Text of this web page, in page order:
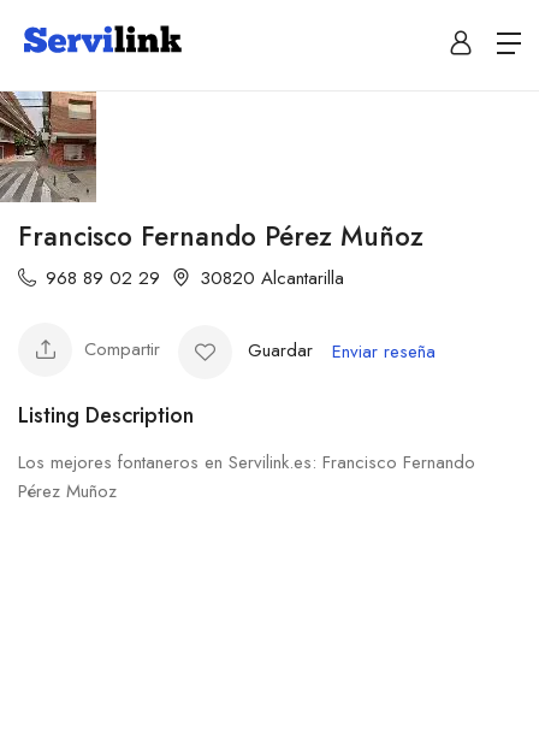
Francisco Fernando Pérez Muñoz
968 89 02 29 30820 Alcantarilla
Compartir Guardar Enviar reseña
Listing Description
Los mejores fontaneros en Servilink.es: Francisco Fernando
Pérez Muñoz